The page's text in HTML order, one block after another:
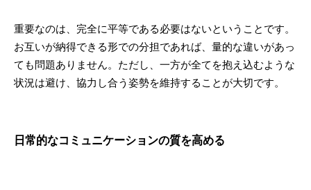
重要なのは、完全に平等である必要はないということです。
お互いが納得できる形での分担であれば、量的な違いがあっ
ても問題ありません。ただし、一方が全てを抱え込むような
状況は避け、協力し合う姿勢を維持することが大切です。
日常的なコミュニケーションの質を高める